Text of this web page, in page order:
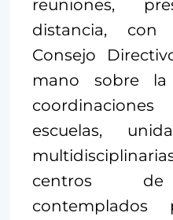
reuniones,
distancia,
Consejo
mano sobre
escuelas,
centros de